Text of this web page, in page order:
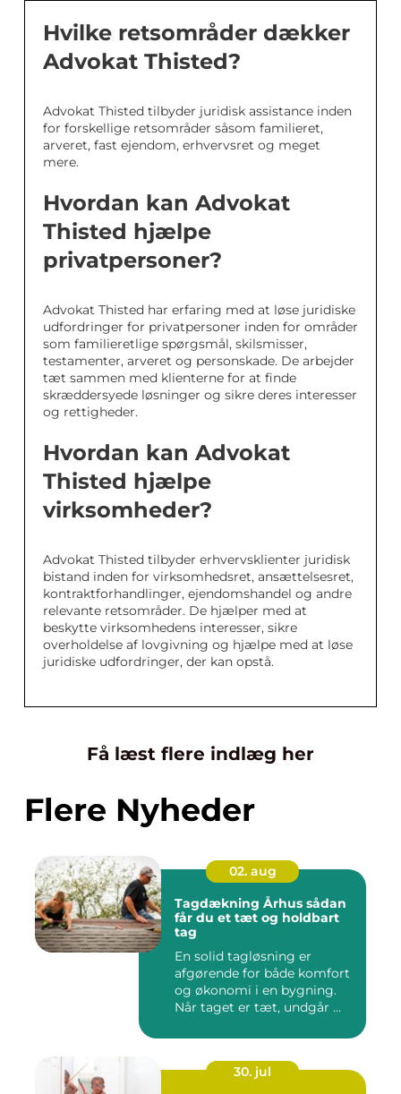
Hvilke retsområder dækker
Advokat Thisted?
Advokat Thisted tilbyder juridisk assistance inden
for forskellige retsområder såsom familieret,
arveret, fast ejendom, erhvervsret og meget
mere.
Hvordan kan Advokat
Thisted hjælpe
privatpersoner?
Advokat Thisted har erfaring med at løse juridiske
udfordringer for privatpersoner inden for områder
som familieretlige spørgsmål, skilsmisser,
testamenter, arveret og personskade. De arbejder
tæt sammen med klienterne for at finde
skræddersyede løsninger og sikre deres interesser
og rettigheder.
Hvordan kan Advokat
Thisted hjælpe
virksomheder?
Advokat Thisted tilbyder erhvervsklienter juridisk
bistand inden for virksomhedsret, ansættelsesret,
kontraktforhandlinger, ejendomshandel og andre
relevante retsområder. De hjælper med at
beskytte virksomhedens interesser, sikre
overholdelse af lovgivning og hjælpe med at løse
juridiske udfordringer, der kan opstå.
Få læst flere indlæg her
Flere Nyheder
02. aug
Tagdækning Århus sådan
får du et tæt og holdbart
tag
En solid tagløsning er
afgørende for både komfort
og økonomi i en bygning.
Når taget er tæt, undgår ...
30. jul